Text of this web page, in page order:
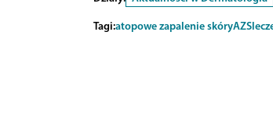
Tagi:atopowe zapalenie skóryAZS